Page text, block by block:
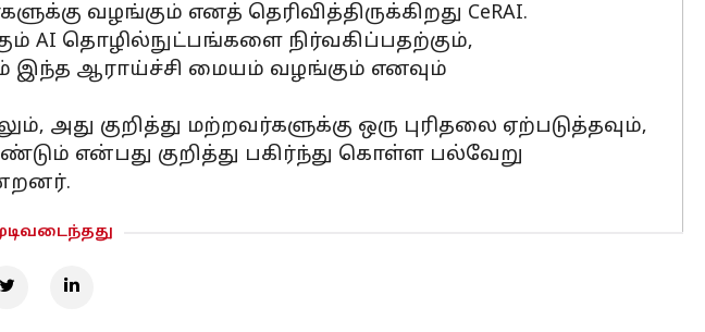
வழங்கும் எனத் தெரிவித்திருக்கிறது CeRAI.
AI தொழில்நுட்பங்களை நிர்வகிப்பதற்கும்,
இந்த ஆராய்ச்சி மையம் வழங்கும் எனவும்
அது குறித்து மற்றவர்களுக்கு ஒரு புரிதலை ஏற்படுத்தவும்,
என்பது குறித்து பகிர்ந்து கொள்ள பல்வேறு